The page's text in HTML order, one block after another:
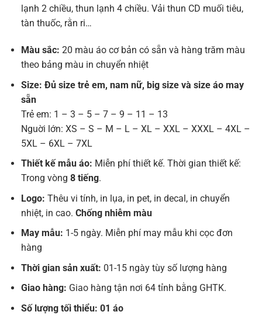
lạnh 2 chiều, thun lạnh 4 chiều. Vải thun CD muối tiêu,
tàn thuốc, rằn ri…
Màu sắc: 20 màu áo cơ bản có sẵn và hàng trăm màu
theo bảng màu in chuyển nhiệt
Size: Đủ size trẻ em, nam nữ, big size và size áo may
sẵn
Trẻ em: 1 – 3 – 5 – 7 – 9 – 11 – 13
Nguời lớn: XS – S – M – L – XL – XXL – XXXL – 4XL –
5XL – 6XL – 7XL
Thiết kế mẫu áo: Miễn phí thiết kế. Thời gian thiết kế:
Trong vòng 8 tiếng.
Logo: Thêu vi tính, in lụa, in pet, in decal, in chuyển
nhiệt, in cao. Chống nhiễm màu
May mẫu: 1-5 ngày. Miễn phí may mẫu khi cọc đơn
hàng
Thời gian sản xuất: 01-15 ngày tùy số lượng hàng
Giao hàng: Giao hàng tận nơi 64 tỉnh bằng GHTK.
Số lượng tối thiểu: 01 áo